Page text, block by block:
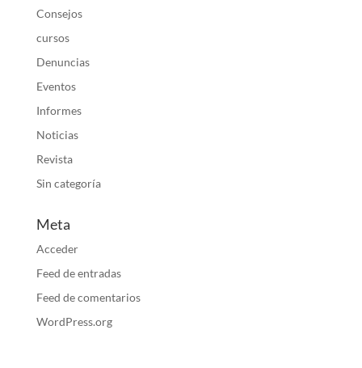
Consejos
cursos
Denuncias
Eventos
Informes
Noticias
Revista
Sin categoría
Meta
Acceder
Feed de entradas
Feed de comentarios
WordPress.org